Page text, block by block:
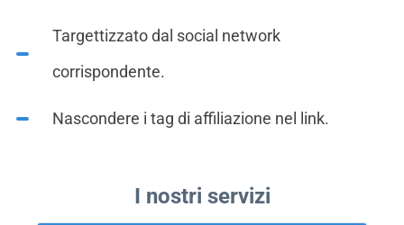
Targettizzato dal social network
corrispondente.
Nascondere i tag di affiliazione nel link.